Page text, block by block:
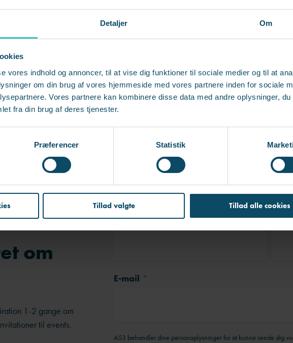
Detaljer Om
vores indhold og annoncer, til at vise dig funktioner til sociale medier og til at
om din brug af vores hjemmeside med vores partnere inden for sociale
Vores partnere kan kombinere disse data med andre oplysninger, du
fra din brug af deres tjenester.
Præferencer Statistik
Tillad valgte Tillad alle cookies
at medarbejderne kan præstere og ønsker at blive i
leder du egentlig en medarbejder, der er ramt af stress?
21/03/2023 kl. 09.00 Webinar
Tilmeld dig
om
1-2 gange om
til events.
Fornavn
E-mail *
AS3 behandler dine personoplysninger for at kunne sende dig